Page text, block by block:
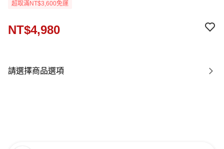
超取滿NT$3,600免運
NT$4,980
請選擇商品選項